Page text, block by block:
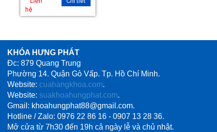
hệ
KHÓA HƯNG PHÁT
Đc: 879 Quang Trung
Phường 14. Quận Gò Vấp. Tp. Hồ Chí Minh.
Website: cuahangkhoa.com.
Website: suakhoahungphat.com.
Gmail: khoahungphat88@gmail.com.
Hotline / Zalo: 0976 22 86 16 - 0907 13 28 36.
Mở cửa từ 7h30 đến 19h cả ngày lễ và chủ nhật.